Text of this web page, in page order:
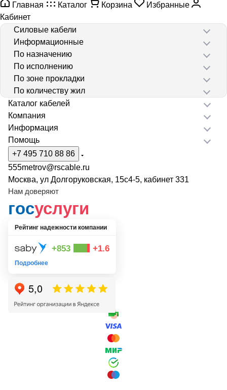
Главная
Каталог Корзина
Избранные
Кабинет
Силовые кабели
Информационные
По назначению
По исполнению
По зоне прокладки
По количеству жил
Каталог кабелей
Компания
Информация
Помощь
+7 495 710 88 86
555metrov@rscable.ru
Москва, ул Долгоруковская, 15с4-5, кабинет 331
Нам доверяют
госуслуги
Рейтинг надежности компании
+853 +1.6
Подробнее